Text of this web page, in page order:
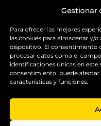
Gestionar
Para ofrecer las mejores
las cookies para almacenar y/
dispositivo. El consentimiento
procesar datos como el
identificaciones únicas en
consentimiento, puede
características y funciones.
deportivos
para todas las
disciplinas,
garantizando
la calidad y el
Copyright ©